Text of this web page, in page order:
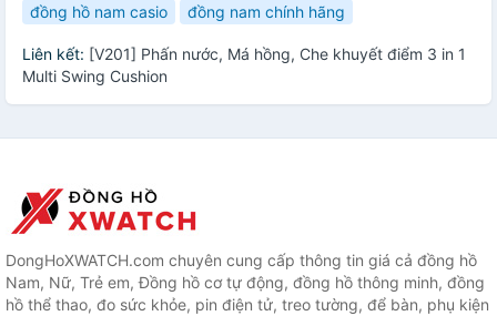
đồng hồ nam casio
đồng nam chính hãng
Liên kết: [V201] Phấn nước, Má hồng, Che khuyết điểm 3 in 1
Multi Swing Cushion
DongHoXWATCH.com chuyên cung cấp thông tin giá cả đồng hồ
Nam, Nữ, Trẻ em, Đồng hồ cơ tự động, đồng hồ thông minh, đồng
hồ thể thao, đo sức khỏe, pin điện tử, treo tường, để bàn, phụ kiện